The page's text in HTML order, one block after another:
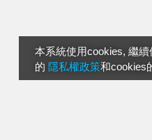
本系統使用cookies, 繼
的 隱私權政策和cookies